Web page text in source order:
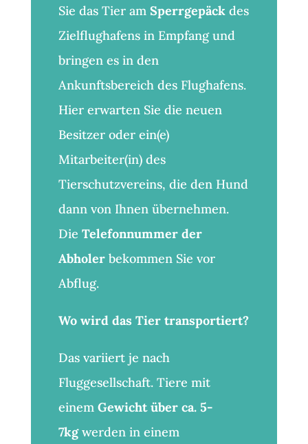
Sie das Tier am Sperrgepäck des
Zielflughafens in Empfang und
bringen es in den
Ankunftsbereich des Flughafens.
Hier erwarten Sie die neuen
Besitzer oder ein(e)
Mitarbeiter(in) des
Tierschutzvereins, die den Hund
dann von Ihnen übernehmen.
Die Telefonnummer der
Abholer bekommen Sie vor
Abflug.
Wo wird das Tier transportiert?
Das variiert je nach
Fluggesellschaft. Tiere mit
einem Gewicht über ca. 5-
7kg werden in einem